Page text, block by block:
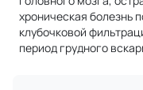
хроническая болезнь
клубочковой
период грудного